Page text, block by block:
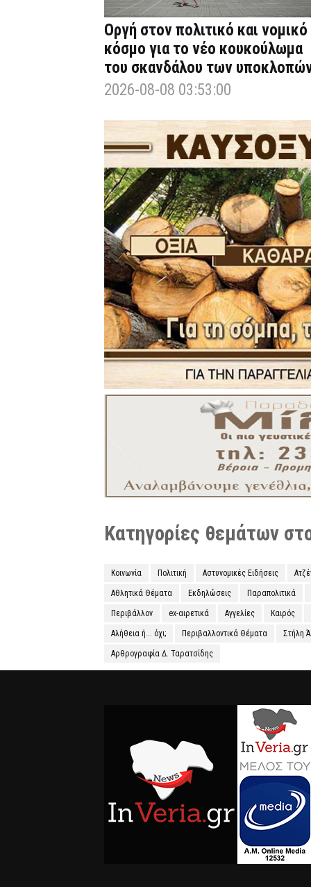
Οργή στον πολιτικό και νομικό
κόσμο για το νέο κουκούλωμα
του σκανδάλου των
2026-08-08 03:53:00
Κατηγορίες θεμάτων
Κοινωνία Πολιτική Αστυνομικές Ειδήσεις
Αθλητικά Θέματα Εκδηλώσεις Παραπολιτικά
Περιβάλλον ex-αιρετικά Αγγελίες Καιρός
Αλήθεια ή... όχι; Περιβαλλοντικά Θέματα Στήλη
Αρθρογραφία Δ. Ταρατσίδης